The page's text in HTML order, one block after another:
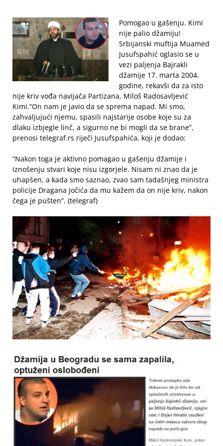
Pomogao u gašenju. Kimi
nije palio džamiju!
Srbijanski muftija Muamed
Jusufspahić oglasio se u
vezi paljenja Bajrakli
džamije 17. marta 2004.
godine, rekavši da za isto
nije kriv vođa navijača Partizana, Miloš Radosavljević
Kimi.“On nam je javio da se sprema napad. Mi smo,
zahvaljujući njemu, spasili najstarije osobe koje su za
dlaku izbjegle linč, a sigurno ne bi mogli da se brane”,
prenosi telegraf.rs riječi Jusufspahića, koji je dodao:
“Nakon toga je aktivno pomagao u gašenju džamije i
iznošenju stvari koje nisu izgorjele. Nisam ni znao da je
uhapšen, a kada smo saznao, zvao sam tadašnjeg ministra
policije Dragana Jočića da mu kažem da on nije kriv, nakon
čega je pušten”. (telegraf)